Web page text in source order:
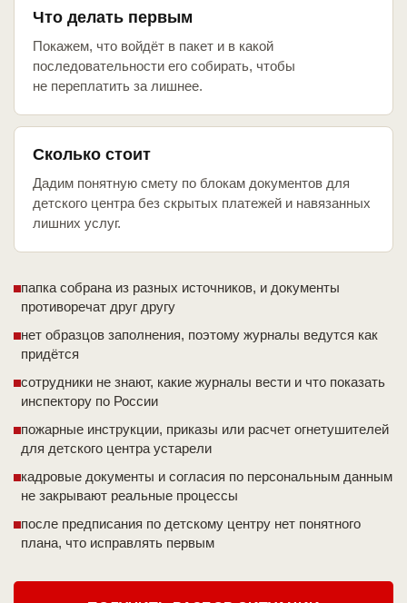
Что делать первым
Покажем, что войдёт в пакет и в какой
последовательности его собирать, чтобы
не переплатить за лишнее.
Сколько стоит
Дадим понятную смету по блокам документов для
детского центра без скрытых платежей и навязанных
лишних услуг.
папка собрана из разных источников, и документы
противоречат друг другу
нет образцов заполнения, поэтому журналы ведутся как
придётся
сотрудники не знают, какие журналы вести и что показать
инспектору по России
пожарные инструкции, приказы или расчет огнетушителей
для детского центра устарели
кадровые документы и согласия по персональным данным
не закрывают реальные процессы
после предписания по детскому центру нет понятного
плана, что исправлять первым